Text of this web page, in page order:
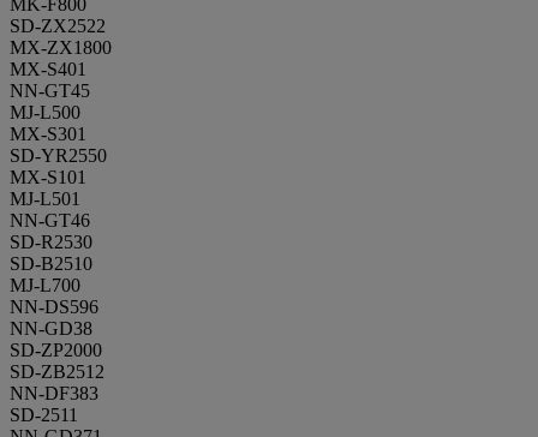
MK-F800
SD-ZX2522
MX-ZX1800
MX-S401
NN-GT45
MJ-L500
MX-S301
SD-YR2550
MX-S101
MJ-L501
NN-GT46
SD-R2530
SD-B2510
MJ-L700
NN-DS596
NN-GD38
SD-ZP2000
SD-ZB2512
NN-DF383
SD-2511